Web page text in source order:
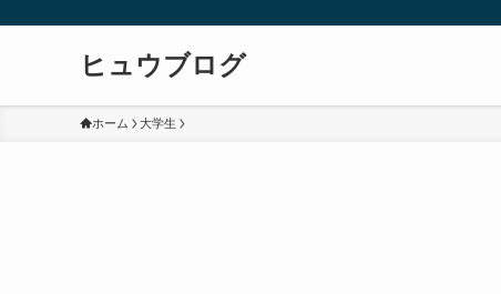
ヒュウブログ
ホーム 大学生